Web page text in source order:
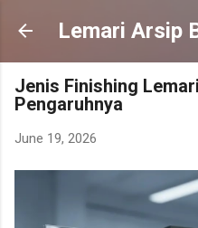
Skip to
Lemari Arsip
Jenis Finishing
Pengaruhnya
June 19, 2026